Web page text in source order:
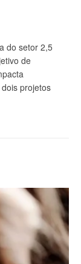
do setor 2,5
de
projetos